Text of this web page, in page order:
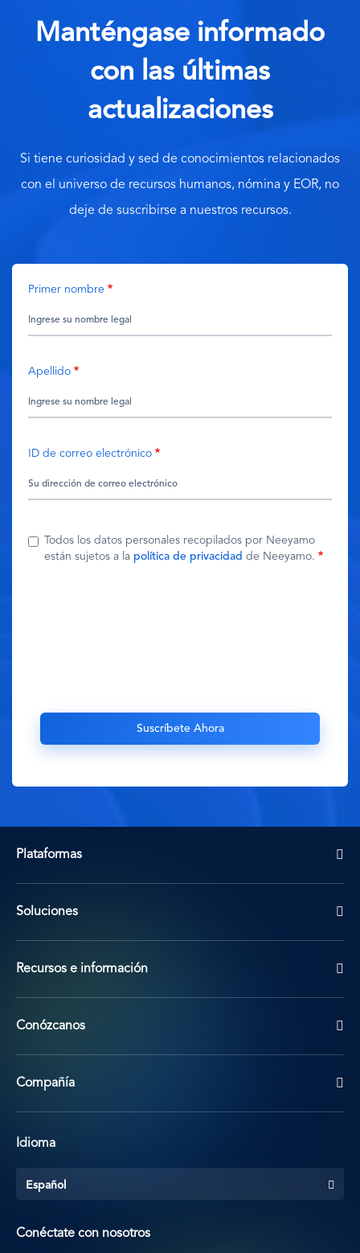
Manténgase informado
con las últimas
actualizaciones
Si tiene curiosidad y sed de conocimientos relacionados
con el universo de recursos humanos, nómina y EOR, no
deje de suscribirse a nuestros recursos.
Primer nombre
Apellido
ID de correo electrónico
Todos los datos personales recopilados por Neeyamo
están sujetos a la política de privacidad de Neeyamo.
Plataformas
Soluciones
Recursos e información
Conózcanos
Compañía
Idioma
Español
Conéctate con nosotros